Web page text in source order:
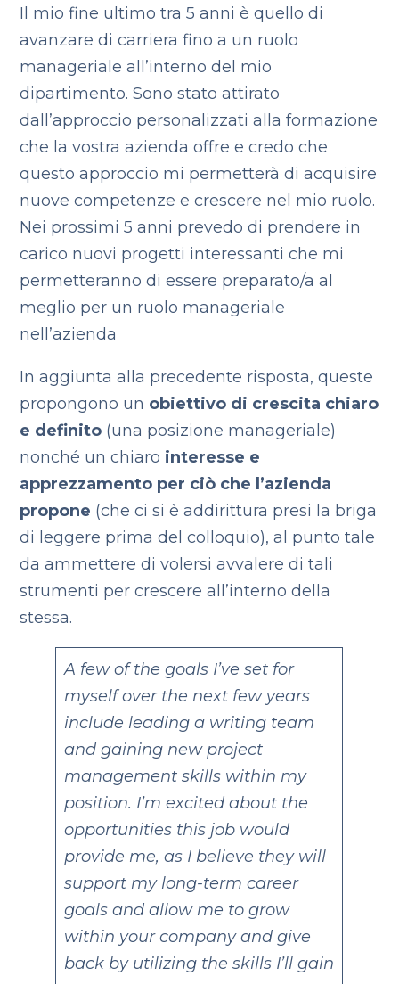
Il mio fine ultimo tra 5 anni è quello di
avanzare di carriera fino a un ruolo
manageriale all’interno del mio
dipartimento. Sono stato attirato
dall’approccio personalizzati alla formazione
che la vostra azienda offre e credo che
questo approccio mi permetterà di acquisire
nuove competenze e crescere nel mio ruolo.
Nei prossimi 5 anni prevedo di prendere in
carico nuovi progetti interessanti che mi
permetteranno di essere preparato/a al
meglio per un ruolo manageriale
nell’azienda
In aggiunta alla precedente risposta, queste
propongono un obiettivo di crescita chiaro
e definito (una posizione manageriale)
nonché un chiaro interesse e
apprezzamento per ciò che l’azienda
propone (che ci si è addirittura presi la briga
di leggere prima del colloquio), al punto tale
da ammettere di volersi avvalere di tali
strumenti per crescere all’interno della
stessa.
A few of the goals I’ve set for
myself over the next few years
include leading a writing team
and gaining new project
management skills within my
position. I’m excited about the
opportunities this job would
provide me, as I believe they will
support my long-term career
goals and allow me to grow
within your company and give
back by utilizing the skills I’ll gain